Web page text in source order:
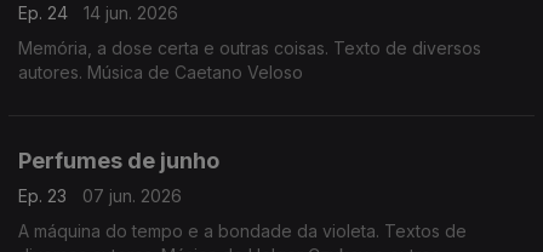
Ep. 24
14 jun. 2026
Memória, a dose certa e outras coisas. Texto de diversos
autores. Música de Caetano Veloso
Perfumes de junho
Ep. 23
07 jun. 2026
A máquina do tempo e a bondade da violeta. Textos de